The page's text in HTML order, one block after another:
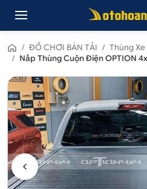
/ ĐỒ CHƠI BÁN TẢI / Thùng Xe
/ Nắp Thùng Cuộn Điện OPTION